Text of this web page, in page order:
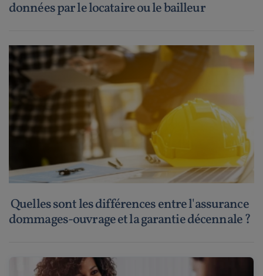
données par le locataire ou le bailleur
Quelles sont les différences entre l'assurance
dommages-ouvrage et la garantie décennale ?